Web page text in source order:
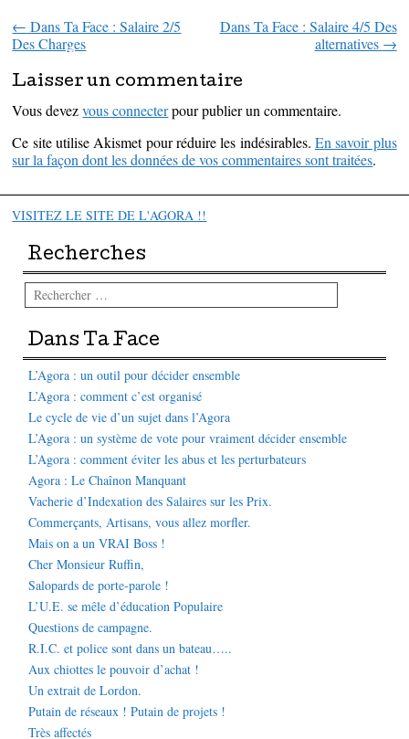
Parcourir les articles
← Dans Ta Face : Salaire 2/5
Des Charges
Dans Ta Face : Salaire 4/5 Des
alternatives →
Laisser un commentaire
Vous devezvous connecterpour publier un commentaire.
Ce site utilise Akismet pour réduire les indésirables. En savoir plus
sur la façon dont les données de vos commentaires sont traitées.
VISITEZ LE SITE DE L'AGORA !!
Recherches
Rechercher
Dans Ta Face
L’Agora : un outil pour décider ensemble
L’Agora : comment c’est organisé
Le cycle de vie d’un sujet dans l’Agora
L’Agora : un système de vote pour vraiment décider ensemble
L’Agora : comment éviter les abus et les perturbateurs
Agora : Le Chaînon Manquant
Vacherie d’Indexation des Salaires sur les Prix.
Commerçants, Artisans, vous allez morfler.
Mais on a un VRAI Boss !
Cher Monsieur Ruffin,
Salopards de porte-parole !
L’U.E. se mêle d’éducation Populaire
Questions de campagne.
R.I.C. et police sont dans un bateau…..
Aux chiottes le pouvoir d’achat !
Un extrait de Lordon.
Putain de réseaux ! Putain de projets !
Très affectés